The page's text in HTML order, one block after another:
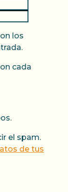
los
cada
el spam.
de tus